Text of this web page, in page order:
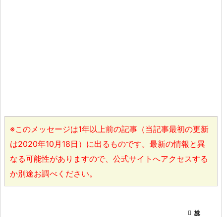
※このメッセージは1年以上前の記事（当記事最初の更新
は2020年10月18日）に出るものです。最新の情報と異
なる可能性がありますので、公式サイトへアクセスする
か別途お調べください。
 株